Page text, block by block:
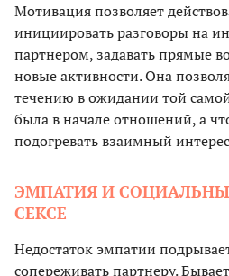
Мотивация позволяет
инициировать разговоры на
партнером, задавать прямые
новые активности. Она
течению в ожидании той
была в начале отношений, а
подогревать взаимный
ЭМПАТИЯ И
СЕКСЕ
Недостаток эмпатии
сопереживать партнеру.